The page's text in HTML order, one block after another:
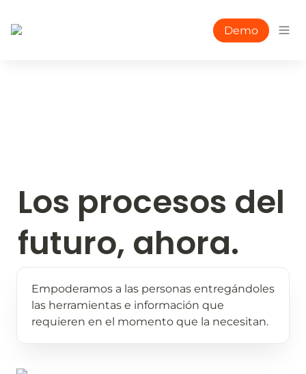
Demo
Los procesos del
futuro, ahora.
Empoderamos a las personas entregándoles
las herramientas e información que
requieren en el momento que la necesitan.